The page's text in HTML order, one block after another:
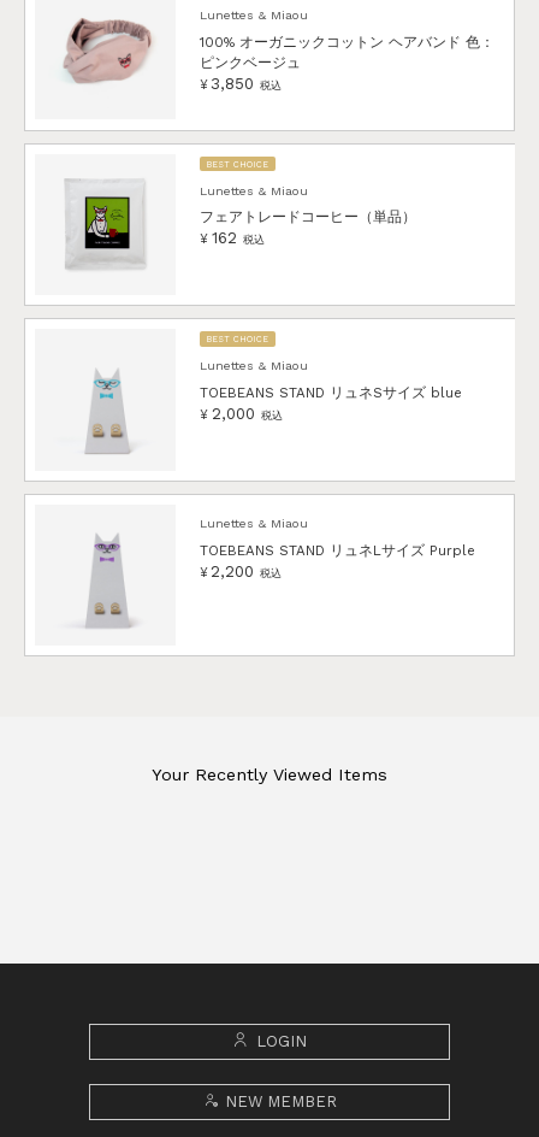
Lunettes & Miaou
100% オーガニックコットン ヘアバンド 色：
ピンクベージュ
¥ 3,850 税込
BEST CHOICE
Lunettes & Miaou
フェアトレードコーヒー（単品）
¥ 162 税込
BEST CHOICE
Lunettes & Miaou
TOEBEANS STAND リュネSサイズ blue
¥ 2,000 税込
Lunettes & Miaou
TOEBEANS STAND リュネLサイズ Purple
¥ 2,200 税込
Your Recently Viewed Items
LOGIN
NEW MEMBER